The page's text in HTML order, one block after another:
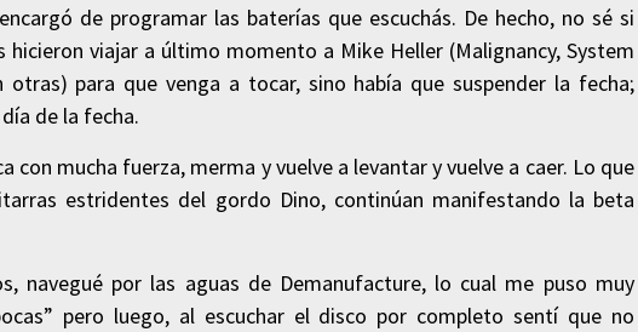
de programar las baterías que escuchás. De hecho, no sé si
hicieron viajar a último momento a Mike Heller (Malignancy, System
para que venga a tocar, sino había que suspender la fecha;
de la fecha.
con mucha fuerza, merma y vuelve a levantar y vuelve a caer. Lo que
estridentes del gordo Dino, continúan manifestando la beta
navegué por las aguas de Demanufacture, lo cual me puso muy
pero luego, al escuchar el disco por completo sentí que no